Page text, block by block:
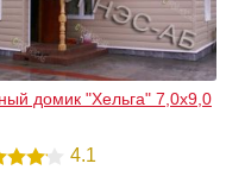
домик "Хельга" 7,0х9,0
4.1